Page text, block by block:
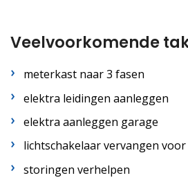
Veelvoorkomende
meterkast naar 3 fasen
elektra leidingen aanleggen
elektra aanleggen garage
lichtschakelaar vervangen
storingen verhelpen